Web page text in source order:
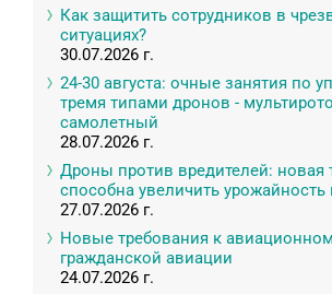
Как защитить сотрудников в
ситуациях?
30.07.2026 г.
24-30 августа: очные занятия по
тремя типами дронов -
самолетный
28.07.2026 г.
Дроны против вредителей: новая
способна увеличить урожайность
27.07.2026 г.
Новые требования к
гражданской авиации
24.07.2026 г.